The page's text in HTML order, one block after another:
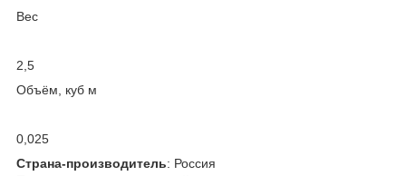
Вес
2,5
Объём, куб м
0,025
Страна-производитель: Россия